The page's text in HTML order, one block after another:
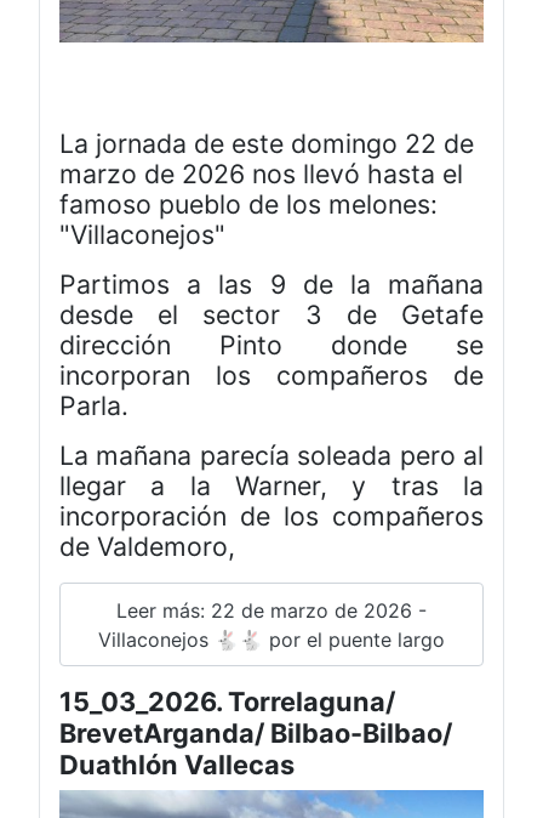
La jornada de este domingo 22 de
marzo de 2026 nos llevó hasta el
famoso pueblo de los melones:
"Villaconejos"
Partimos a las 9 de la mañana
desde el sector 3 de Getafe
dirección Pinto donde se
incorporan los compañeros de
Parla.
La mañana parecía soleada pero al
llegar a la Warner, y tras la
incorporación de los compañeros
de Valdemoro,
Leer más: 22 de marzo de 2026 -
Villaconejos 🐇🐇 por el puente largo
15_03_2026. Torrelaguna/
BrevetArganda/ Bilbao-Bilbao/
Duathlón Vallecas